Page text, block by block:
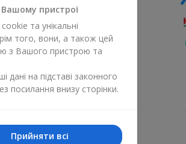
Вашому пристрої
та унікальні
того, вони, а також цей
з Вашого пристрою та
на підставі законного
посилання внизу сторінки.
Прийняти всі